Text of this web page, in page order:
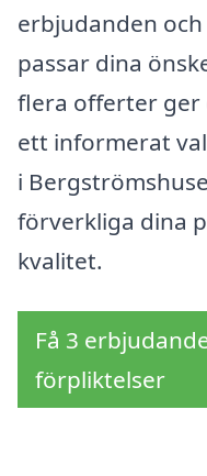
erbjudanden
passar dina
flera offerter ger
ett informerat
i
förverkliga dina
kvalitet.
Få 3
förpliktelser